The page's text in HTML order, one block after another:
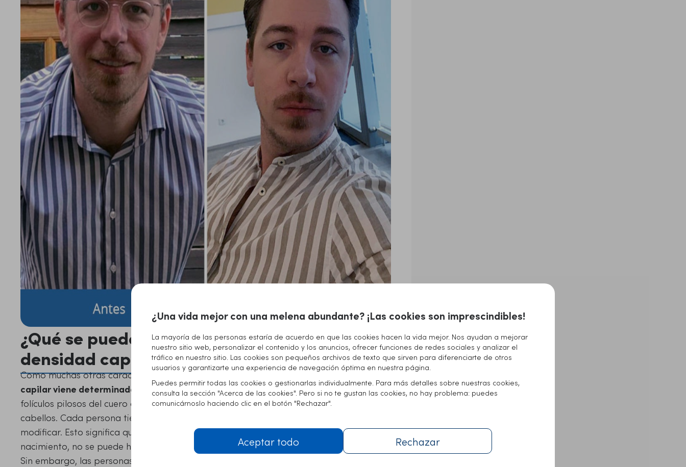
¿Qué se puede hacer para aumentar la
densidad capilar?
Como muchas otras características del cabello, como el color y la forma, la densidad
capilar viene determinada por la herencia genética. Los cabellos crecen en los
folículos pilosos del cuero cabelludo. Normalmente, cada folículo tiene entre 1 y 4
cabellos. Cada persona tiene un número concreto de folículos pilosos y no se puede
modificar. Esto significa que, si una persona tiene una densidad capilar baja de
nacimiento, no se puede hacer nada para aumentarla.
Sin embargo, las personas que padecen algún tipo de caída de pelo como la alopecia
¿Una vida mejor con una melena abundante? ¡Las cookies son imprescindibles!
La mayoría de las personas estaría de acuerdo en que las cookies hacen la vida mejor. Nos ayudan a mejorar
nuestro sitio web, personalizar el contenido y los anuncios, ofrecer funciones de redes sociales y analizar el
tráfico en nuestro sitio. Las cookies son pequeños archivos de texto que sirven para diferenciarte de otros
usuarios y garantizarte una experiencia de navegación óptima en nuestra página.
Puedes permitir todas las cookies o gestionarlas individualmente. Para más detalles sobre nuestras cookies,
consulta la sección "Acerca de las cookies". Pero si no te gustan las cookies, no hay problema: puedes
comunicárnoslo haciendo clic en el botón "Rechazar".
Aceptar todo Rechazar